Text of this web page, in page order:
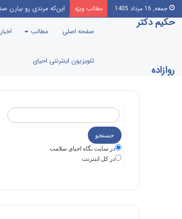
جمعه, 16 مرداد 1405 مطالب ویژه این‌که مرندی رو بیارن
حکیم دکتر
روازاده
صفحه اصلی مطالب اخبار
تلویزیون اینترنتی احیای
در سايت نگاه احياي سلامت
در كل اينترنت